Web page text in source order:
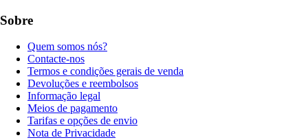
Sobre
Quem somos nós?
Contacte-nos
Termos e condições gerais de venda
Devoluções e reembolsos
Informação legal
Meios de pagamento
Tarifas e opções de envio
Nota de Privacidade